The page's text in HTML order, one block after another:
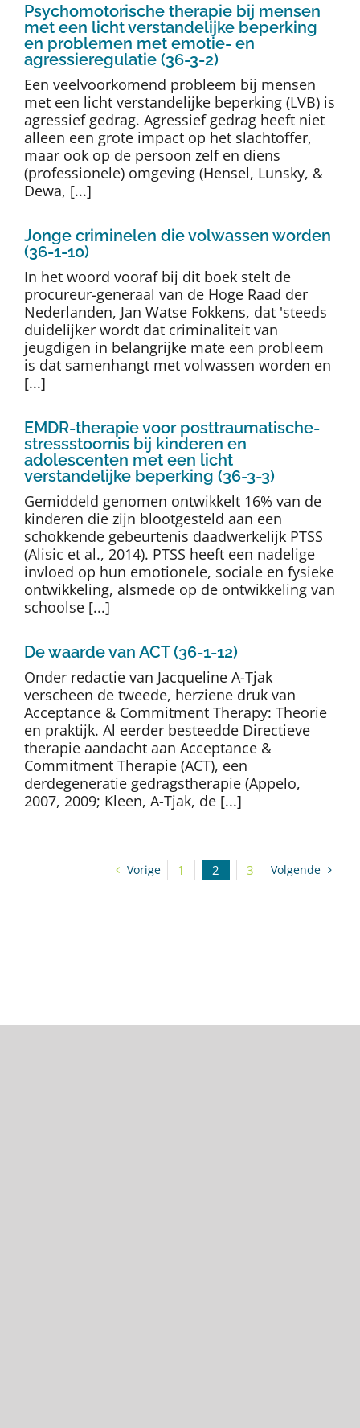
Psychomotorische therapie bij mensen
met een licht verstandelijke beperking
en problemen met emotie- en
agressieregulatie (36-3-2)
Een veelvoorkomend probleem bij mensen
met een licht verstandelijke beperking (LVB) is
agressief gedrag. Agressief gedrag heeft niet
alleen een grote impact op het slachtoffer,
maar ook op de persoon zelf en diens
(professionele) omgeving (Hensel, Lunsky, &
Dewa, [...]
Jonge criminelen die volwassen worden
(36-1-10)
In het woord vooraf bij dit boek stelt de
procureur-generaal van de Hoge Raad der
Nederlanden, Jan Watse Fokkens, dat 'steeds
duidelijker wordt dat criminaliteit van
jeugdigen in belangrijke mate een probleem
is dat samenhangt met volwassen worden en
[...]
EMDR-therapie voor posttraumatische-
stressstoornis bij kinderen en
adolescenten met een licht
verstandelijke beperking (36-3-3)
Gemiddeld genomen ontwikkelt 16% van de
kinderen die zijn blootgesteld aan een
schokkende gebeurtenis daadwerkelijk PTSS
(Alisic et al., 2014). PTSS heeft een nadelige
invloed op hun emotionele, sociale en fysieke
ontwikkeling, alsmede op de ontwikkeling van
schoolse [...]
De waarde van ACT (36-1-12)
Onder redactie van Jacqueline A-Tjak
verscheen de tweede, herziene druk van
Acceptance & Commitment Therapy: Theorie
en praktijk. Al eerder besteedde Directieve
therapie aandacht aan Acceptance &
Commitment Therapie (ACT), een
derdegeneratie gedragstherapie (Appelo,
2007, 2009; Kleen, A-Tjak, de [...]
Vorige 1 2 3 Volgende